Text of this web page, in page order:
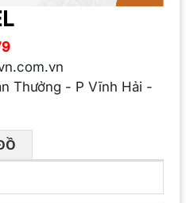
Thưởng - P Vĩnh Hải -